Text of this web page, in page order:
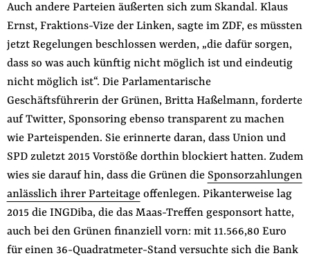
Auch andere Parteien äußerten sich zum Skandal. Klaus
Ernst, Fraktions-Vize der Linken, sagte im ZDF, es müssten
jetzt Regelungen beschlossen werden, „die dafür sorgen,
dass so was auch künftig nicht möglich ist und eindeutig
nicht möglich ist“. Die Parlamentarische
Geschäftsführerin der Grünen, Britta Haßelmann, forderte
auf Twitter, Sponsoring ebenso transparent zu machen
wie Parteispenden. Sie erinnerte daran, dass Union und
SPD zuletzt 2015 Vorstöße dorthin blockiert hatten. Zudem
wies sie darauf hin, dass die Grünen die Sponsorzahlungen
anlässlich ihrer Parteitageoffenlegen. Pikanterweise lag
2015 die INGDiba, die das Maas-Treffen gesponsort hatte,
auch bei den Grünen finanziell vorn: mit 11.566,80 Euro
für einen 36-Quadratmeter-Stand versuchte sich die Bank